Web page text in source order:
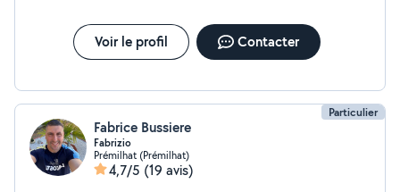
réalisation de visuels 3D pour une représentation plus
réaliste de vos projets.
Voir le profil Contacter
Particulier
Fabrice Bussiere
Fabrizio
Prémilhat (Prémilhat)
4,7/5 (19 avis)